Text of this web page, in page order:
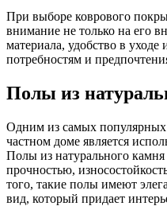
При выборе коврового
внимание не только на его
материала, удобство в уходе
потребностям и
Полы из
Одним из самых популярных
частном доме является
Полы из натурального
прочностью,
того, такие полы имеют
вид, который придает